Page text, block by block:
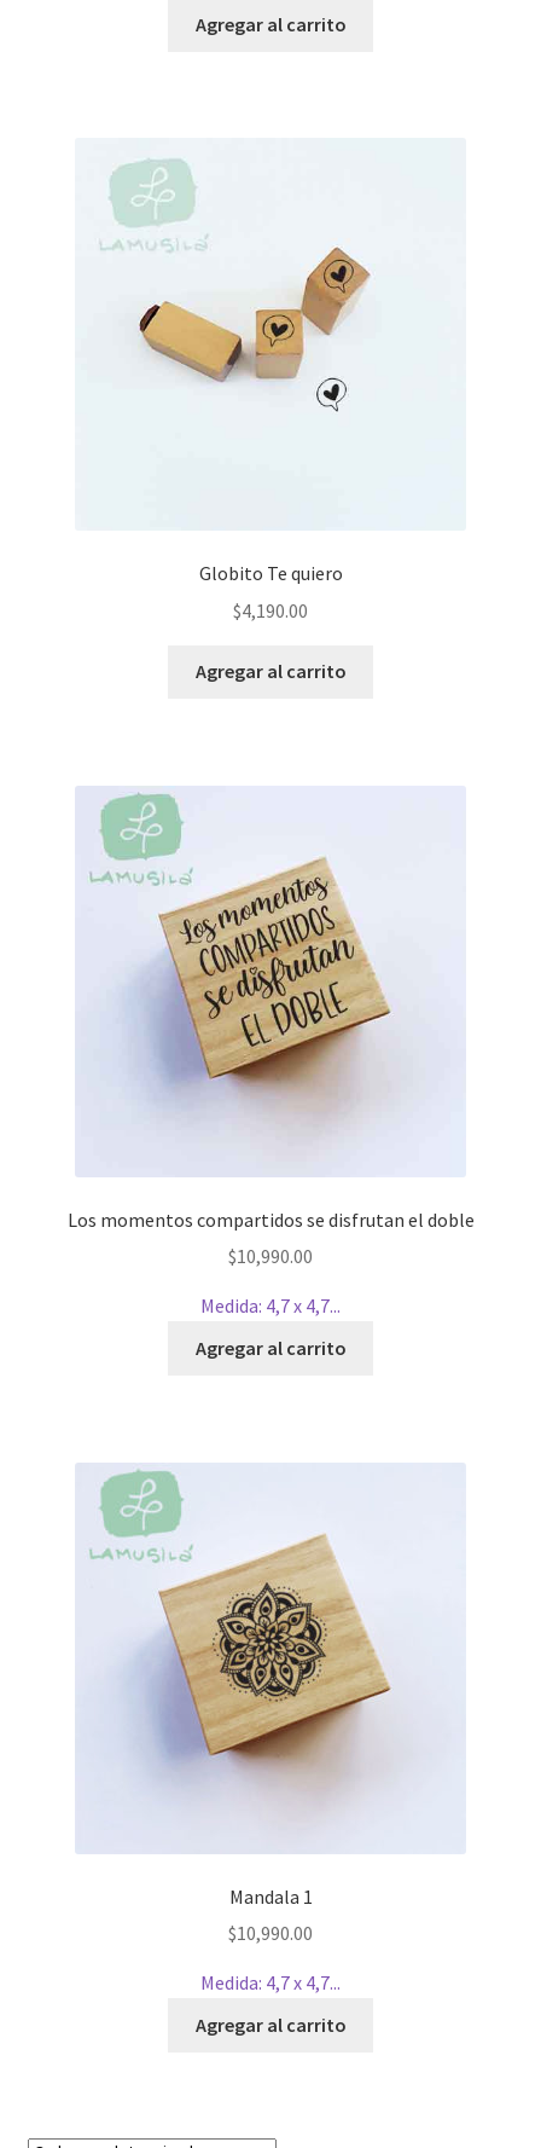
Agregar al carrito
Globito Te quiero
$4,190.00
Agregar al carrito
Los momentos compartidos se disfrutan el doble
$10,990.00
Medida: 4,7 x 4,7...
Agregar al carrito
Mandala 1
$10,990.00
Medida: 4,7 x 4,7...
Agregar al carrito